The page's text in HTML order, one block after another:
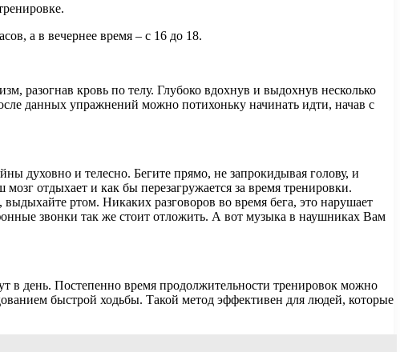
а в вечернее время – с 16 до 18.
разогнав кровь по телу. Глубоко вдохнув и выдохнув несколько
данных упражнений можно потихоньку начинать идти, начав с
духовно и телесно. Бегите прямо, не запрокидывая голову, и
отдыхает и как бы перезагружается за время тренировки.
ртом. Никаких разговоров во время бега, это нарушает
звонки так же стоит отложить. А вот музыка в наушниках Вам
в день. Постепенно время продолжительности тренировок можно
быстрой ходьбы. Такой метод эффективен для людей, которые